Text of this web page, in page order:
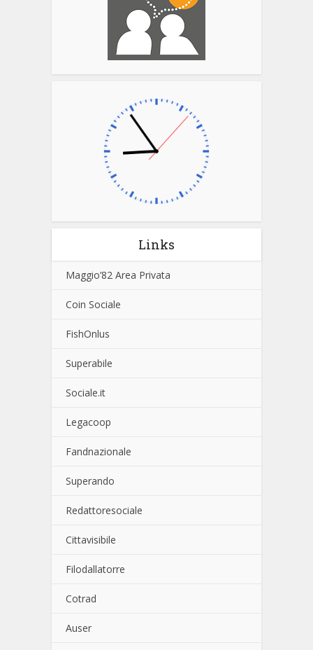
Links
Maggio’82 Area Privata
Coin Sociale
FishOnlus
Superabile
Sociale.it
Legacoop
Fandnazionale
Superando
Redattoresociale
Cittavisibile
Filodallatorre
Cotrad
Auser